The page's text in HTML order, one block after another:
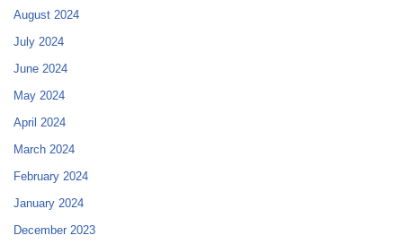
August 2024
July 2024
June 2024
May 2024
April 2024
March 2024
February 2024
January 2024
December 2023